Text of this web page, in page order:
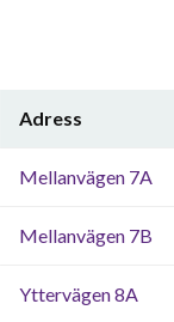
Adress
Mellanvägen 7A
Mellanvägen 7B
Yttervägen 8A